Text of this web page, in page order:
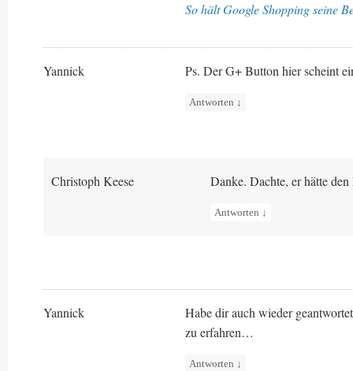
So hält Google Shopping seine
Yannick Ps. Der G+ Button hier scheint
Antworten ↓
Christoph Keese Danke. Dachte, er hätte
Antworten ↓
Yannick
Habe dir auch wieder
zu erfahren…
Antworten ↓